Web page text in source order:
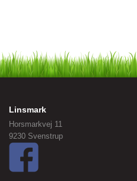
Linsmark
Horsmarkvej 11
9230 Svenstrup